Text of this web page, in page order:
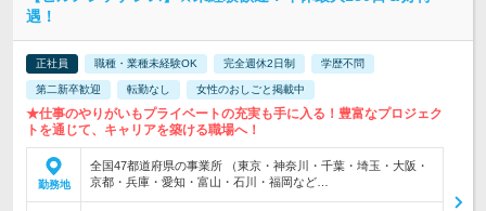
遇！
正社員 職種・業種未経験OK 完全週休2日制 学歴不問
第二新卒歓迎 転勤なし 女性のおしごと掲載中
★仕事のやりがいもプライベートの充実も手に入る！豊富なプロジェク
トを通じて、キャリアを築ける職場へ！
勤務地
全国47都道府県の事業所 （東京・神奈川・千葉・埼玉・大阪・
京都・兵庫・愛知・富山・石川・福岡など…